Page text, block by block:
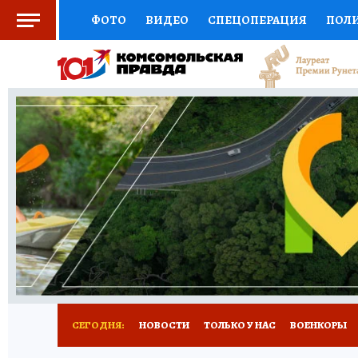
ФОТО ВИДЕО СПЕЦОПЕРАЦИЯ
СОЦПОДДЕРЖКА НАУКА СПЕЦПРОЕКТЫ
НАЦИОНАЛЬНЫЕ ПРОЕКТЫ РОССИИ
ЖЕНСКИЕ СЕКРЕТЫ ПУТЕВОДИТЕЛЬ
ДЕФИЦИТ ЖЕЛЕЗА ПРЕСС-ЦЕНТР
РЕКЛАМА ТЕСТЫ НОВОЕ НА САЙТЕ
СЕГОДНЯ: НОВОСТИ ТОЛЬКО У НАС ВОЕНКОРЫ